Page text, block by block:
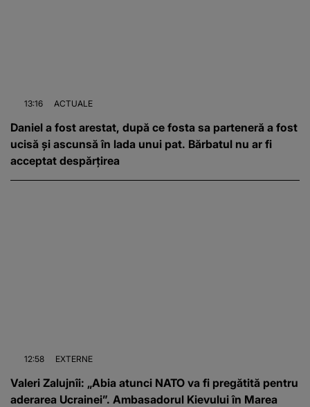
13:16 ACTUALE
Daniel a fost arestat, după ce fosta sa parteneră a fost
ucisă și ascunsă în lada unui pat. Bărbatul nu ar fi
acceptat despărțirea
12:58 EXTERNE
Valeri Zalujnîi: „Abia atunci NATO va fi pregătită pentru
aderarea Ucrainei”. Ambasadorul Kievului în Marea